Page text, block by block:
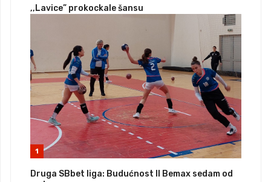
,,Lavice” prokockale šansu
1
Druga SBbet liga: Budućnost II Bemax sedam od